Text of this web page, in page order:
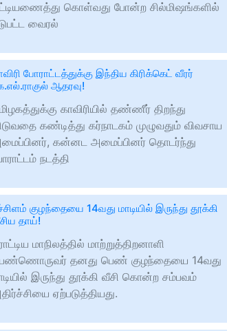
கொள்வது போன்ற சில்மிஷங்களில்
வைரல்
போராட்டத்துக்கு இந்திய கிரிக்கெட் வீரர்
ஆதரவு!
காவிரியில் தண்ணீர் திறந்து
கண்டித்து கர்நாடகம் முழுவதும் விவசாய
கன்னட அமைப்பினர் தொடர்ந்து
நடத்தி
குழந்தையை 14வது மாடியில் இருந்து தூக்கி
தாய்!
மாநிலத்தில் மாற்றுத்திறனாளி
தனது பெண் குழந்தையை 14வது
இருந்து தூக்கி வீசி கொன்ற சம்பவம்
ஏற்படுத்தியது.